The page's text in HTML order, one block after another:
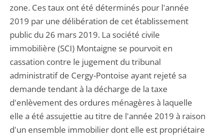
zone. Ces taux ont été déterminés pour l'année
2019 par une délibération de cet établissement
public du 26 mars 2019. La société civile
immobilière (SCI) Montaigne se pourvoit en
cassation contre le jugement du tribunal
administratif de Cergy-Pontoise ayant rejeté sa
demande tendant à la décharge de la taxe
d'enlèvement des ordures ménagères à laquelle
elle a été assujettie au titre de l'année 2019 à raison
d'un ensemble immobilier dont elle est propriétaire